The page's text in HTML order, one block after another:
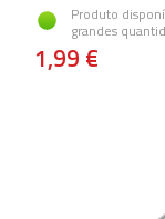
Produto
grandes
1,99 €